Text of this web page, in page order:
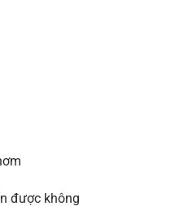
được không